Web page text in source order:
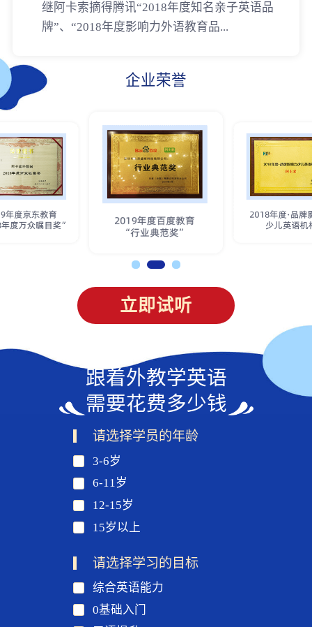
继阿卡索摘得腾讯“2018年度知名亲子英语品
牌”、“2018年度影响力外语教育品...
企业荣誉
立即试听
跟着外教学英语
需要花费多少钱
请选择学员的年龄
3-6岁
6-11岁
12-15岁
15岁以上
请选择学习的目标
综合英语能力
0基础入门